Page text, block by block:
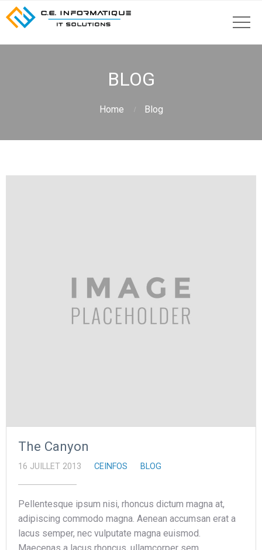
BLOG
Home Blog
The Canyon
16 JUILLET 2013 CEINFOS BLOG
Pellentesque ipsum nisi, rhoncus dictum magna at,
adipiscing commodo magna. Aenean accumsan erat a
lacus semper, nec vulputate magna euismod.